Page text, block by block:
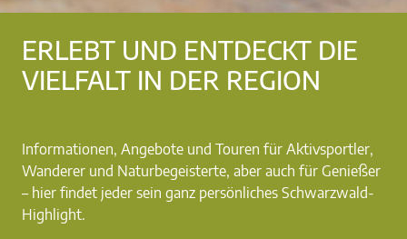
ERLEBT UND ENTDECKT DIE
VIELFALT IN DER REGION
Informationen, Angebote und Touren für Aktivsportler,
Wanderer und Naturbegeisterte, aber auch für Genießer
– hier findet jeder sein ganz persönliches Schwarzwald-
Highlight.